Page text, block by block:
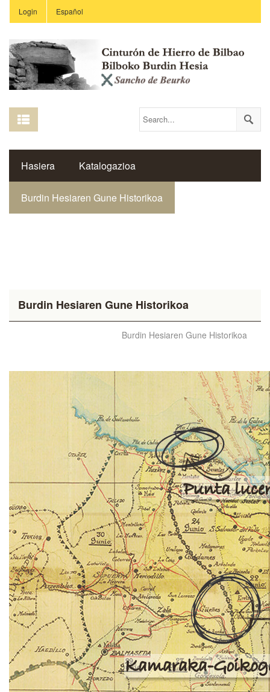
Login Español
Hasiera Katalogazioa
Burdin Hesiaren Gune Historikoa
Burdin Hesiaren Gune Historikoa
Burdin Hesiaren Gune Historikoa